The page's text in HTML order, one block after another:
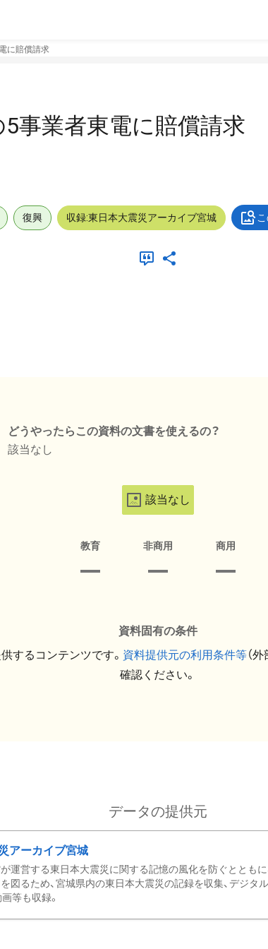
に賠償請求
事業者東電に賠償請求
復興 収録:東日本大震災アーカイブ宮城
どうやったらこの資料の文書を使えるの？
該当なし
該当なし
教育 非商用 商用
資料固有の条件
するコンテンツです。 資料提供元の利用条件等（
確認ください。
データの提供元
アーカイブ宮城
運営する東日本大震災に関する記憶の風化を防ぐとともに
図るため、宮城県内の東日本大震災の記録を収集、デジタ
等も収録。